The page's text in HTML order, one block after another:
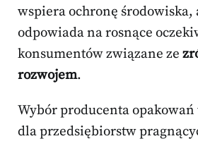
wspiera ochronę środowiska,
odpowiada na rosnące
konsumentów związane ze
rozwojem.
Wybór producenta
dla przedsiębiorstw